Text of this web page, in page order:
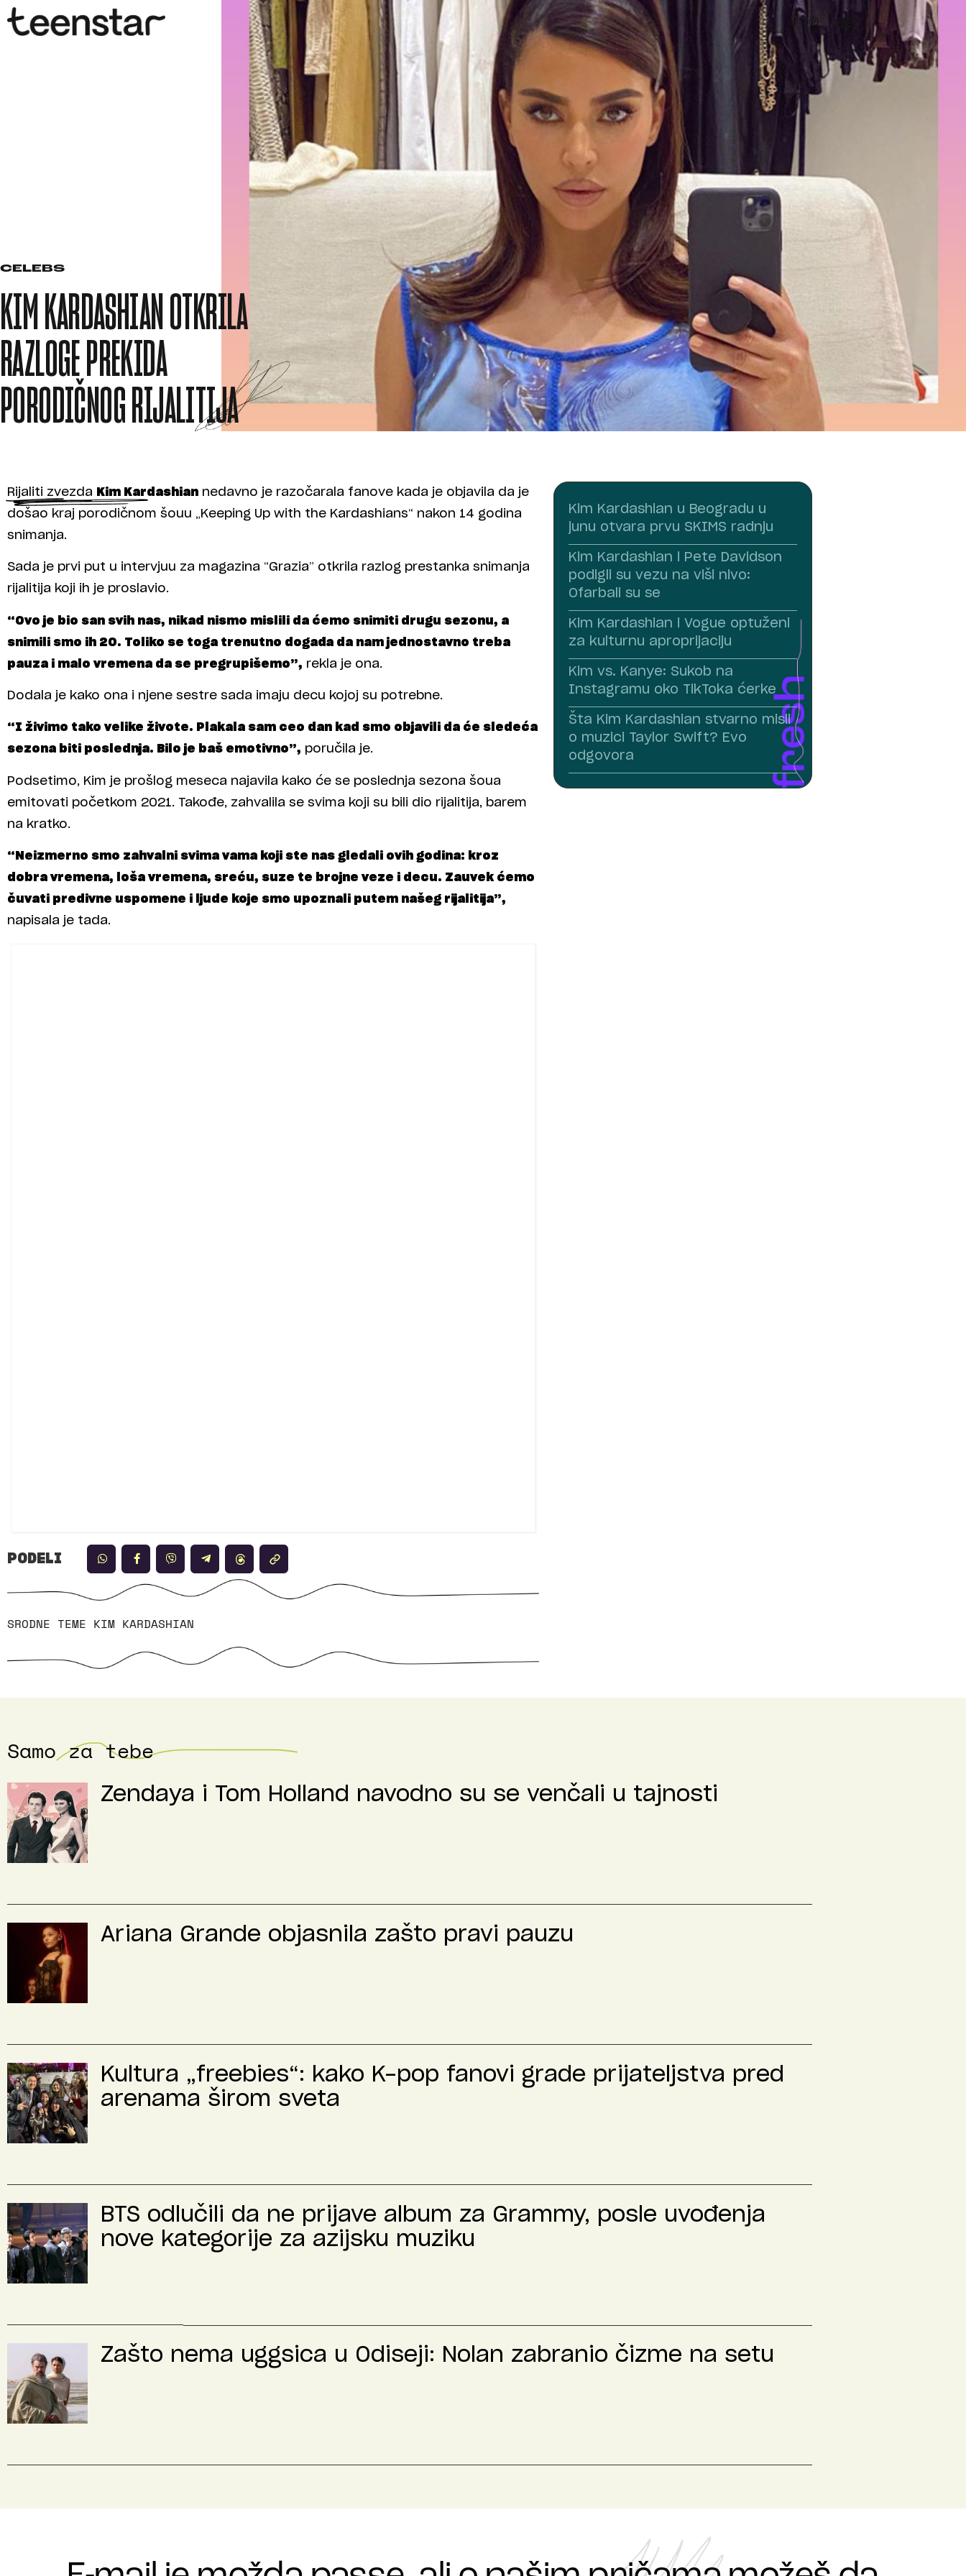
CELEBS
KIM KARDASHIAN OTKRILA
RAZLOGE PREKIDA
PORODIČNOG RIJALITIJA
Rijaliti zvezda Kim Kardashian nedavno je razočarala fanove kada je objavila da je
došao kraj porodičnom šouu „Keeping Up with the Kardashians“ nakon 14 godina
snimanja.
Sada je prvi put u intervjuu za magazina “Grazia” otkrila razlog prestanka snimanja
rijalitija koji ih je proslavio.
“Ovo je bio san svih nas, nikad nismo mislili da ćemo snimiti drugu sezonu, a
snimili smo ih 20. Toliko se toga trenutno događa da nam jednostavno treba
pauza i malo vremena da se pregrupišemo”, rekla je ona.
Dodala je kako ona i njene sestre sada imaju decu kojoj su potrebne.
“I živimo tako velike živote. Plakala sam ceo dan kad smo objavili da će sledeća
sezona biti poslednja. Bilo je baš emotivno”, poručila je.
Podsetimo, Kim je prošlog meseca najavila kako će se poslednja sezona šoua
emitovati početkom 2021. Takođe, zahvalila se svima koji su bili dio rijalitija, barem
na kratko.
“Neizmerno smo zahvalni svima vama koji ste nas gledali ovih godina: kroz
dobra vremena, loša vremena, sreću, suze te brojne veze i decu. Zauvek ćemo
čuvati predivne uspomene i ljude koje smo upoznali putem našeg rijalitija”,
napisala je tada.
PODELI
SRODNE TEME KIM KARDASHIAN
Kim Kardashian u Beogradu u
junu otvara prvu SKIMS radnju
Kim Kardashian i Pete Davidson
podigli su vezu na viši nivo:
Ofarbali su se
Kim Kardashian i Vogue optuženi
za kulturnu aproprijaciju
Kim vs. Kanye: Sukob na
Instagramu oko TikToka ćerke
Šta Kim Kardashian stvarno misli
o muzici Taylor Swift? Evo
odgovora
Samo za tebe
Zendaya i Tom Holland navodno su se venčali u tajnosti
Ariana Grande objasnila zašto pravi pauzu
Kultura „freebies“: kako K-pop fanovi grade prijateljstva pred
arenama širom sveta
BTS odlučili da ne prijave album za Grammy, posle uvođenja
nove kategorije za azijsku muziku
Zašto nema uggsica u Odiseji: Nolan zabranio čizme na setu